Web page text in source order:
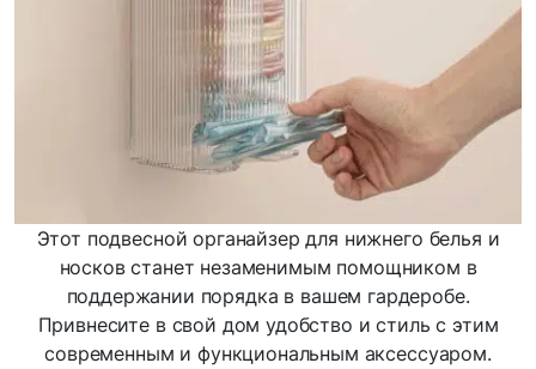
Этот подвесной органайзер для нижнего белья и
носков станет незаменимым помощником в
поддержании порядка в вашем гардеробе.
Привнесите в свой дом удобство и стиль с этим
современным и функциональным аксессуаром.